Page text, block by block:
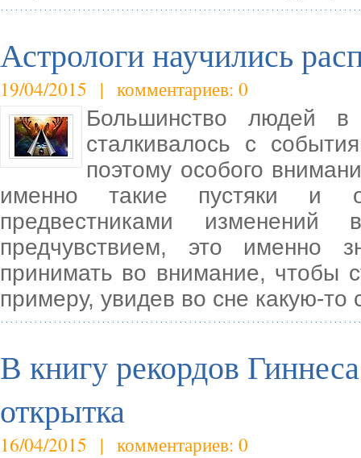
Астрологи научились
19/04/2015 | комментариев: 0
Большинство людей
сталкивалось с
поэтому особого
именно такие пустяки и
предвестниками
предчувствием, это именно
принимать во внимание, чтобы
примеру, увидев во сне какую-то
В книгу рекордов
открытка
16/04/2015 | комментариев: 0